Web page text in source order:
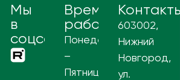
Мы
в
соцсетях
Время
работы
Понедельник
–
Пятница
603002,
Нижний
Новгород,
ул.